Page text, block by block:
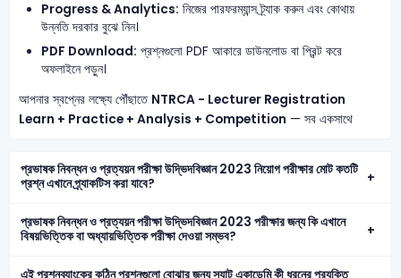
Progress & Analytics: নিজের পারফরম্যান্স ট্র্যাক করুন এবং কোথায়
উন্নতি দরকার বুঝে নিন।
PDF Download: প্রশ্নগুলো PDF আকারে ডাউনলোড বা প্রিন্ট করে
অফলাইনে পড়ুন।
আপনার স্বপ্নের লক্ষ্যে পৌঁছাতে NTRCA - Lecturer Registration
Learn + Practice + Analysis + Competition — সব একসাথে
প্রভাষক নিবন্ধন ও প্রত্যয়ন পরীক্ষা উদ্ভিদবিজ্ঞান 2023 নিয়োগ পরীক্ষার মোট কতটি
প্রশ্ন এখানে প্র্যাকটিস করা যাবে?
প্রভাষক নিবন্ধন ও প্রত্যয়ন পরীক্ষা উদ্ভিদবিজ্ঞান 2023 পরীক্ষার জন্য কি এখানে
বিষয়ভিত্তিক বা অধ্যায়ভিত্তিক পরীক্ষা দেওয়া সম্ভব?
এই প্রশ্নব্যাংকের কঠিন প্রশ্নগুলো বোঝার জন্য স্যাট একাডেমি কী ধরনের প্রযুক্তি